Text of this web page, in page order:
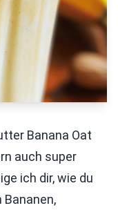
Banana Oat
auch super
ich dir, wie du